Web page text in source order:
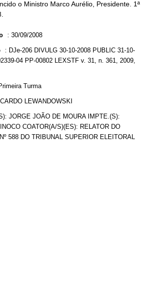
o Ministro Marco Aurélio, Presidente. 1ª
: 30/09/2008
: DJe-206 DIVULG 30-10-2008 PUBLIC 31-10-
04 PP-00802 LEXSTF v. 31, n. 361, 2009,
Turma
LEWANDOWSKI
JORGE JOÃO DE MOURA IMPTE.(S):
COATOR(A/S)(ES): RELATOR DO
588 DO TRIBUNAL SUPERIOR ELEITORAL